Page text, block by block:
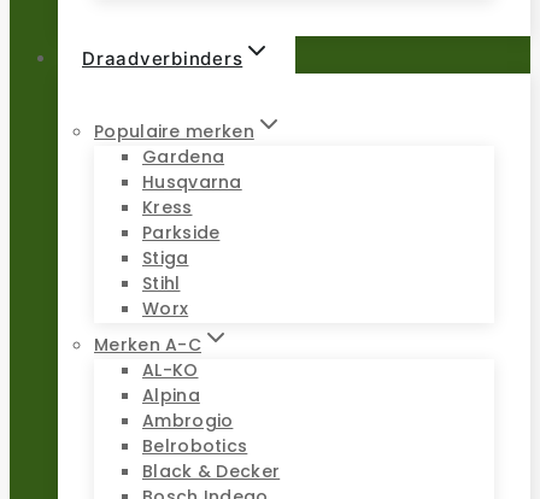
Draadverbinders
Populaire merken
Gardena
Husqvarna
Kress
Parkside
Stiga
Stihl
Worx
Merken A-C
AL-KO
Alpina
Ambrogio
Belrobotics
Black & Decker